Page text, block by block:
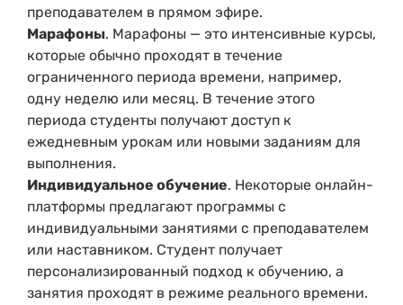
преподавателем в прямом эфире.
Марафоны. Марафоны — это интенсивные курсы,
которые обычно проходят в течение
ограниченного периода времени, например,
одну неделю или месяц. В течение этого
периода студенты получают доступ к
ежедневным урокам или новыми заданиям для
выполнения.
Индивидуальное обучение. Некоторые онлайн-
платформы предлагают программы с
индивидуальными занятиями с преподавателем
или наставником. Студент получает
персонализированный подход к обучению, а
занятия проходят в режиме реального времени.